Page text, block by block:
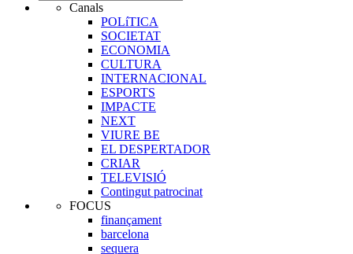
Canals
POLíTICA
SOCIETAT
ECONOMIA
CULTURA
INTERNACIONAL
ESPORTS
IMPACTE
NEXT
VIURE BE
EL DESPERTADOR
CRIAR
TELEVISIÓ
Contingut patrocinat
FOCUS
finançament
barcelona
sequera